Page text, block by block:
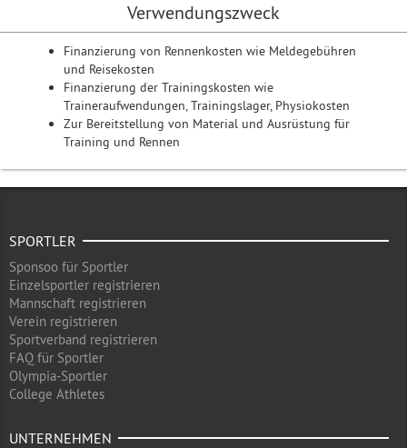
Verwendungszweck
Finanzierung von Rennenkosten wie Meldegebühren
und Reisekosten
Finanzierung der Trainingskosten wie
Traineraufwendungen, Trainingslager, Physiokosten
Zur Bereitstellung von Material und Ausrüstung für
Training und Rennen
SPORTLER
Sponsoo für Sportler
Einzelsportler registrieren
Mannschaft registrieren
Verein registrieren
Sportverband registrieren
FAQ für Sportler
Olympia-Sportler
College Athletes
UNTERNEHMEN